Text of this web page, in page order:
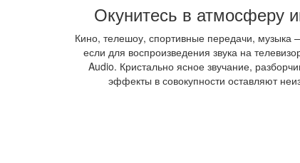
Окунитесь в атмосферу
Кино, телешоу, спортивные передачи,
если для воспроизведения звука на
Audio. Кристально ясное звучание,
эффекты в совокупности оставляют